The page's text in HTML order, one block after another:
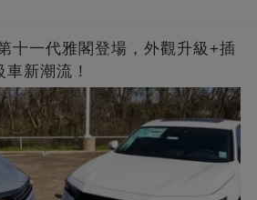
十一代雅閣登場，外觀升級+插
新潮流！